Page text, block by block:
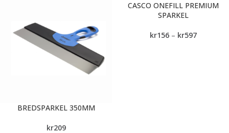
BREDSPARKEL 350MM
kr209
CASCO ONEFILL PREMIUM
SPARKEL
kr156 – kr597